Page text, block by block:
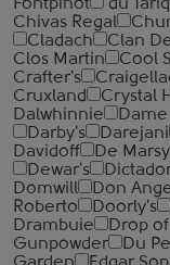
Fontpinot
du
Chivas Regal
Cladach
Clan
Clos Martin
Cool
Crafter's
Cruxland
Crystal
Dalwhinnie
Darby's
Darejani
Davidoff
De Marsy
Dewar's
Domwill
Don
Roberto
Doorly's
Drambuie
Drop
Gunpowder
Du